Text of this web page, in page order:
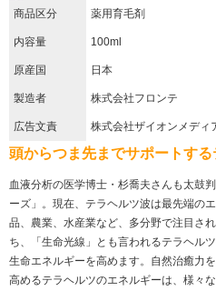
商品区分 薬用育毛剤
内容量 100ml
原産国 日本
製造者 株式会社フロンテ
広告文責 株式会社ザイオンメデ
頭からつま先までサポートす
血液分析の医学博士・杉喬夫さんも太鼓
ーズ」。現在、テラヘルツ波は最先端の
品、農業、水産業など、多分野で注目さ
ち、「生命光線」とも言われるテラヘル
生命エネルギーを高めます。自然治癒力
高めるテラヘルツのエネルギーは、様々